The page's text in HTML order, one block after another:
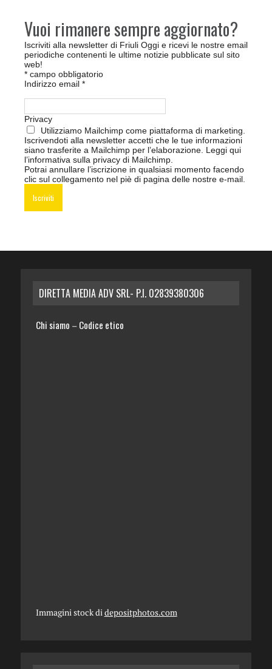
Vuoi rimanere sempre aggiornato?
Iscriviti alla newsletter di Friuli Oggi e ricevi le nostre email
periodiche contenenti le ultime notizie pubblicate sul sito
web!
* campo obbligatorio
Indirizzo email *
Privacy
Utilizziamo Mailchimp come piattaforma di marketing.
Iscrivendoti alla newsletter accetti che le tue informazioni
siano trasferite a Mailchimp per l’elaborazione. Leggi qui
l’informativa sulla privacy di Mailchimp
Potrai annullare l’iscrizione in qualsiasi momento facendo
clic sul collegamento nel piè di pagina delle nostre e-mail.
DIRETTA MEDIA ADV SRL- P.I. 02839380306
Chi siamo – Codice etico
Immagini stock didepositphotos.com